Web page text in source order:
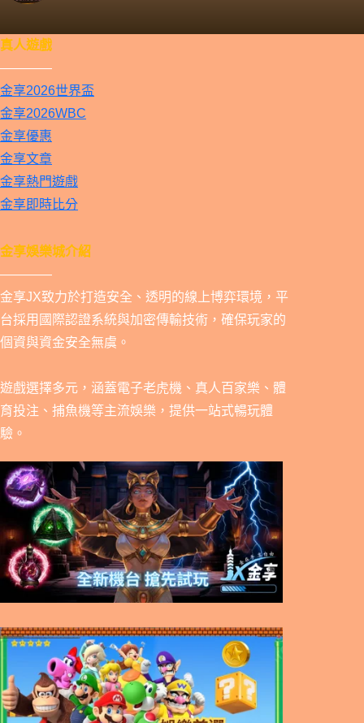
真人遊戲
————
金享2026世界盃
金享2026WBC
金享優惠
金享文章
金享熱門遊戲
金享即時比分
金享娛樂城介紹
————
金享JX致力於打造安全、透明的線上博弈環境，平
台採用國際認證系統與加密傳輸技術，確保玩家的
個資與資金安全無虞。
遊戲選擇多元，涵蓋電子老虎機、真人百家樂、體
育投注、捕魚機等主流娛樂，提供一站式暢玩體
驗。